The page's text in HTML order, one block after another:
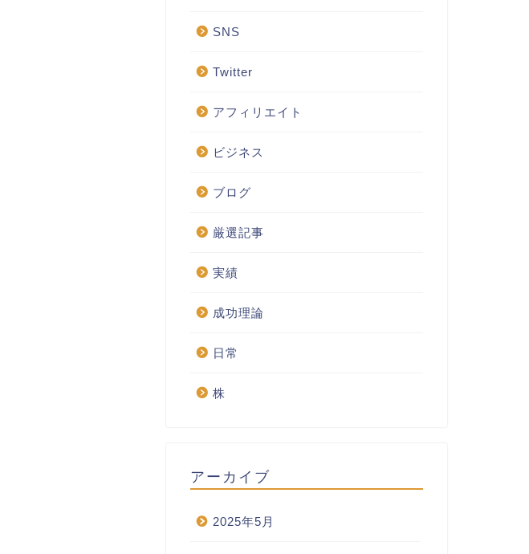
SNS
Twitter
アフィリエイト
ビジネス
ブログ
厳選記事
実績
成功理論
日常
株
アーカイブ
2025年5月